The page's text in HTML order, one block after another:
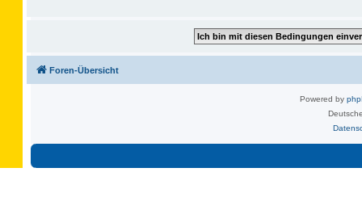
Foren-Übersicht
Powered by